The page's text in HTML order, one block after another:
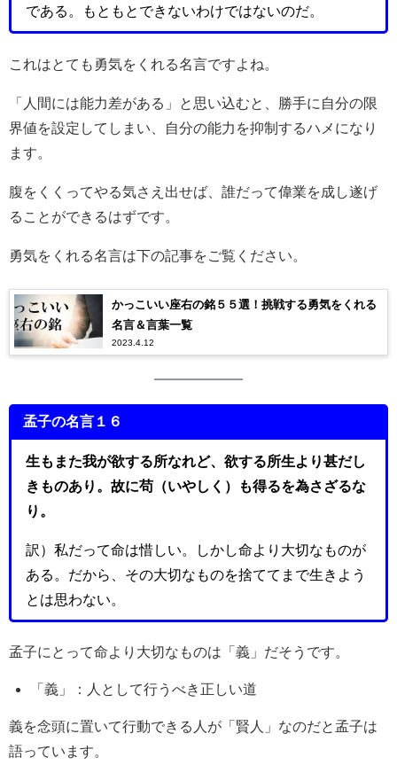
である。もともとできないわけではないのだ。
これはとても勇気をくれる名言ですよね。
「人間には能力差がある」と思い込むと、勝手に自分の限
界値を設定してしまい、自分の能力を抑制するハメになり
ます。
腹をくくってやる気さえ出せば、誰だって偉業を成し遂げ
ることができるはずです。
勇気をくれる名言は下の記事をご覧ください。
かっこいい座右の銘５５選！挑戦する勇気をくれる
名言＆言葉一覧
2023.4.12
孟子の名言１６
生もまた我が欲する所なれど、欲する所生より甚だし
きものあり。故に苟（いやしく）も得るを為さざるな
り。
訳）私だって命は惜しい。しかし命より大切なものが
ある。だから、その大切なものを捨ててまで生きよう
とは思わない。
孟子にとって命より大切なものは「義」だそうです。
「義」：人として行うべき正しい道
義を念頭に置いて行動できる人が「賢人」なのだと孟子は
語っています。